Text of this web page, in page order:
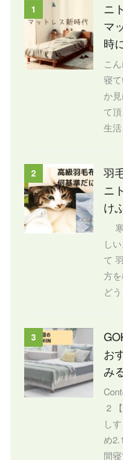
1
ニ
マ
時
こ
寝
か
て
生
2
羽
ニ
け
寒
し
て
方
ど
3
お
み
2
し
め
間